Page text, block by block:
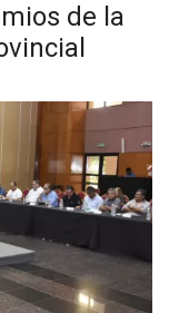
de la